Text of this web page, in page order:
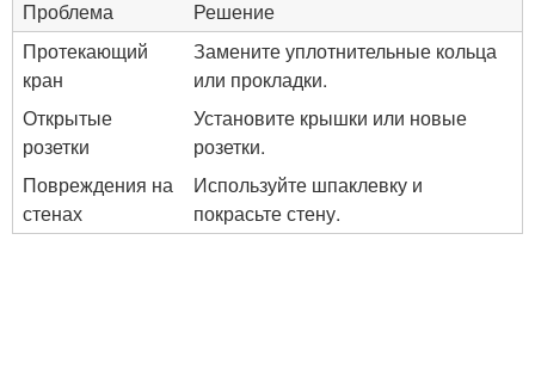
Проблема
Решение
Протекающий
кран
Замените уплотнительные кольца
или прокладки.
Открытые
розетки
Установите крышки или новые
розетки.
Повреждения на
стенах
Используйте шпаклевку и
покрасьте стену.